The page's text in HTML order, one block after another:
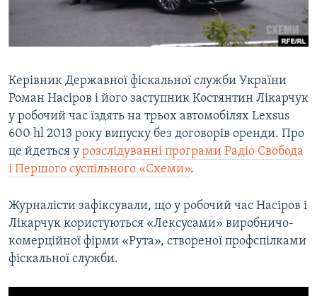
СПЕЦПРОЄКТИ
ПОДКАСТИ
КРИМ РЕАЛІЇ
РУС
УКР
КТАТ
Усі сайти RFE/RL
Керівник Державної фіскальної служби України
Роман Насіров і його заступник Костянтин Лікарчук
у робочий час їздять на трьох автомобілях Lexsus
600 hl 2013 року випуску без договорів оренди. Про
це йдеться у розслідуванні програми Радіо Свобода
і Першого суспільного «Схеми».
Журналісти зафіксували, що у робочий час Насіров і
Лікарчук користуються «Лексусами» виробничо-
комерційної фірми «Рута», створеної профспілками
фіскальної служби.